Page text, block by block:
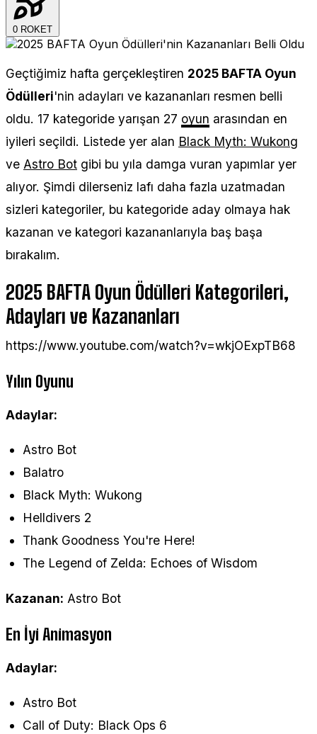
0 ROKET
Geçtiğimiz hafta gerçekleştiren 2025 BAFTA Oyun
Ödülleri'nin adayları ve kazananları resmen belli
oldu. 17 kategoride yarışan 27 oyun arasından en
iyileri seçildi. Listede yer alan Black Myth: Wukong
ve Astro Bot gibi bu yıla damga vuran yapımlar yer
alıyor. Şimdi dilerseniz lafı daha fazla uzatmadan
sizleri kategoriler, bu kategoride aday olmaya hak
kazanan ve kategori kazananlarıyla baş başa
bırakalım.
2025 BAFTA Oyun Ödülleri Kategorileri,
Adayları ve Kazananları
https://www.youtube.com/watch?v=wkjOExpTB68
Yılın Oyunu
Adaylar:
Astro Bot
Balatro
Black Myth: Wukong
Helldivers 2
Thank Goodness You're Here!
The Legend of Zelda: Echoes of Wisdom
Kazanan: Astro Bot
En İyi Animasyon
Adaylar:
Astro Bot
Call of Duty: Black Ops 6